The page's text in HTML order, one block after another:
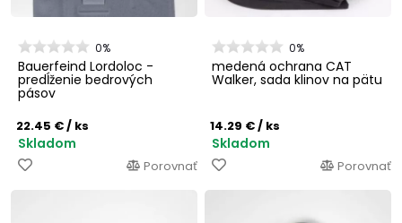
0%
Bauerfeind Lordoloc -
predĺženie bedrových
pásov
22.45 €/ ks
Skladom
Porovnať
0%
medená ochrana CAT
Walker, sada klinov na pätu
14.29 €/ ks
Skladom
Porovnať